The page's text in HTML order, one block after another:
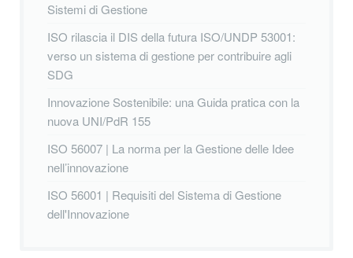
Sistemi di Gestione
ISO rilascia il DIS della futura ISO/UNDP 53001:
verso un sistema di gestione per contribuire agli
SDG
Innovazione Sostenibile: una Guida pratica con la
nuova UNI/PdR 155
ISO 56007 | La norma per la Gestione delle Idee
nell’innovazione
ISO 56001 | Requisiti del Sistema di Gestione
dell'Innovazione